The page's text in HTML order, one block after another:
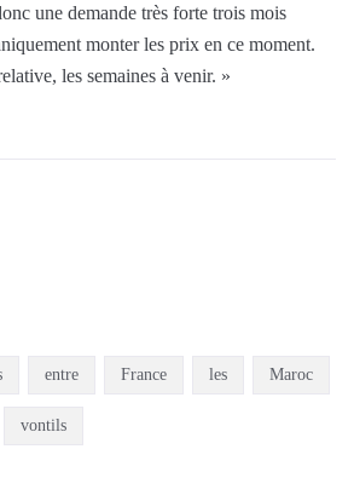
une demande très forte trois mois
monter les prix en ce moment.
les semaines à venir. »
entre France les Maroc
vontils